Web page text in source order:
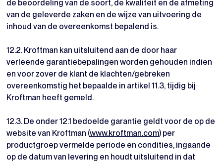
de beoordeling van de soort, de kwaliteit en de afmeting
van de geleverde zaken en de wijze van uitvoering de
inhoud van de overeenkomst bepalend is.
12.2. Kroftman kan uitsluitend aan de door haar
verleende garantiebepalingen worden gehouden indien
en voor zover de klant de klachten/gebreken
overeenkomstig het bepaalde in artikel 11.3, tijdig bij
Kroftman heeft gemeld.
12.3. De onder 12.1 bedoelde garantie geldt voor de op de
website van Kroftman (www.kroftman.com) per
productgroep vermelde periode en condities, ingaande
op de datum van levering en houdt uitsluitend in dat